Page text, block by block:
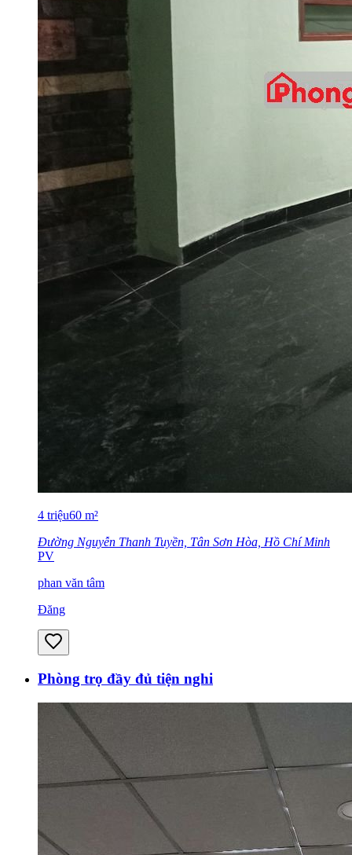
4 triệu60 m²
Đường Nguyễn Thanh Tuyền, Tân Sơn Hòa, Hồ Chí Minh
PV
phan văn tâm
Đăng
Phòng trọ đầy đủ tiện nghi